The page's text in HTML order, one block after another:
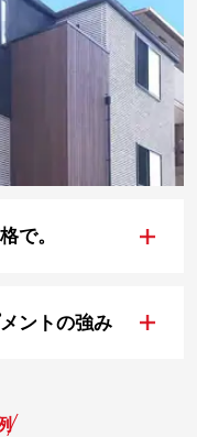
で。 +
ントの強み +